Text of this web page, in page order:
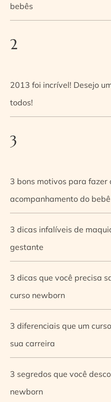
bebês
2
2013 foi incrível! Desejo
todos!
3
3 bons motivos para fazer
acompanhamento do bebê
3 dicas infalíveis de
gestante
3 dicas que você precisa
curso newborn
3 diferenciais que um
sua carreira
3 segredos que você
newborn